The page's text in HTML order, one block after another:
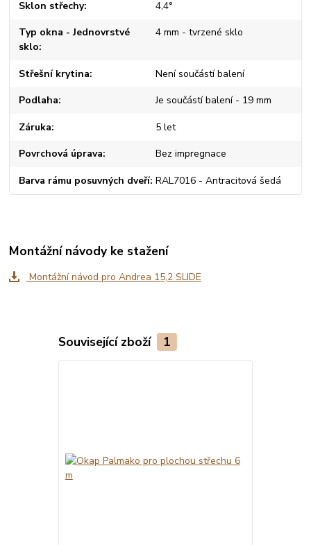
Sklon střechy 4,4°
Typ okna - Jednovrstvé
sklo
4 mm - tvrzené sklo
Střešní krytina Není součástí balení
Podlaha Je součástí balení - 19 mm
Záruka 5 let
Povrchová úprava Bez impregnace
Barva rámu posuvných dveří RAL7016 - Antracitová šedá
Montážní návody ke stažení
Montážní návod pro Andrea 15,2 SLIDE
Související zboží 1